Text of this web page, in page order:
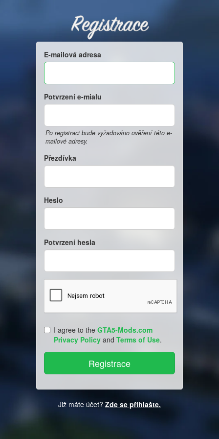
Registrace
E-mailová adresa
Potvrzení e-mialu
Po registraci bude vyžadováno ověření této e-
mailové adresy.
Přezdívka
Heslo
Potvrzení hesla
I agree to the GTA5-Mods.com
Privacy Policy and Terms of Use.
Již máte účet? Zde se přihlašte.